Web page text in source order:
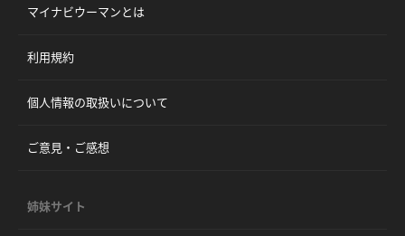
マイナビウーマンとは
利用規約
個人情報の取扱いについて
ご意見・ご感想
姉妹サイト